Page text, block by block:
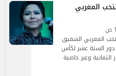
المغربي
المغربي الشقيق
الستة عشر لكأس
الثمانية وعبر خاصية